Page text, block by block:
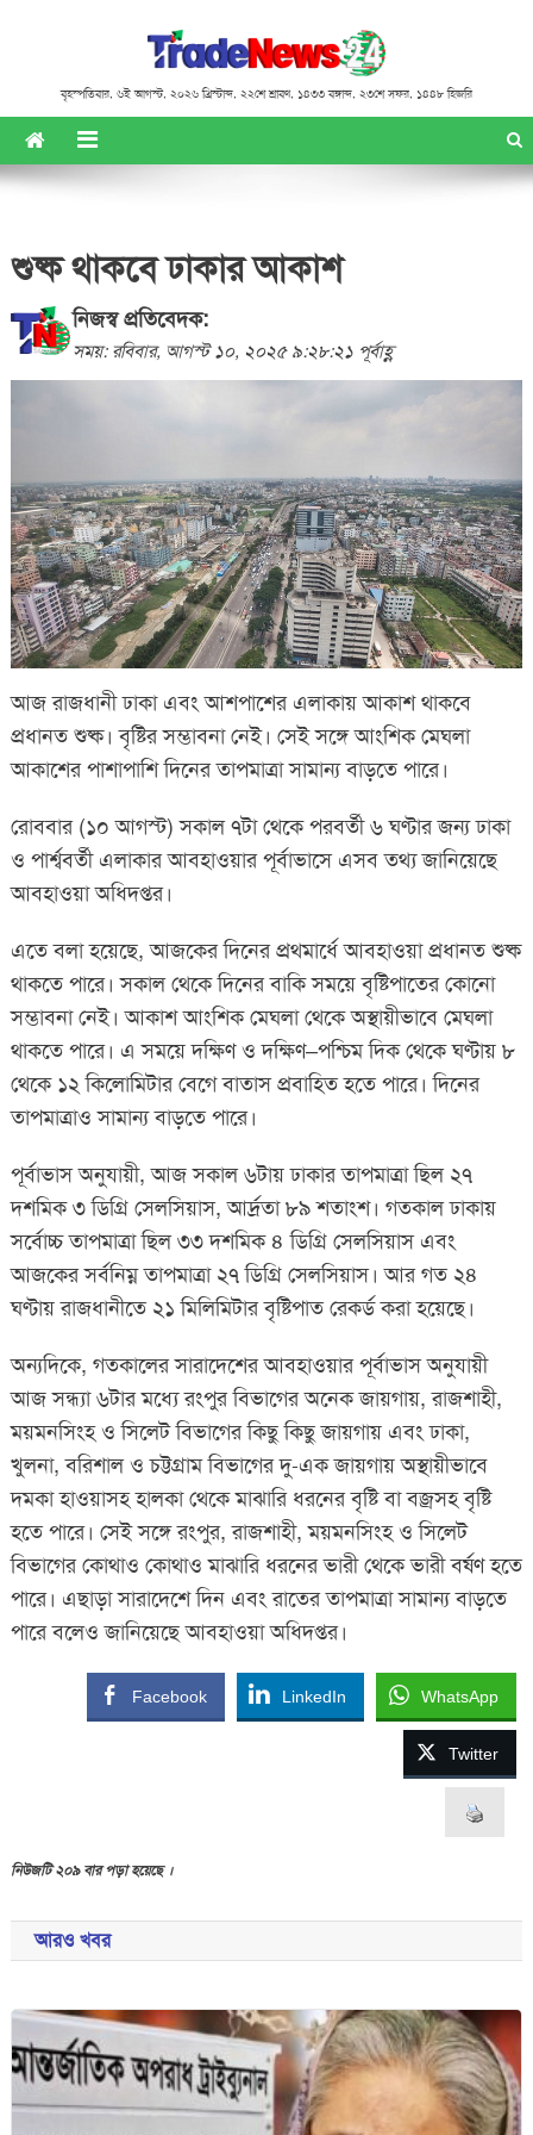
বৃহস্পতিবার, ৬ই আগস্ট, ২০২৬ খ্রিস্টাব্দ, ২২শে শ্রাবণ, ১৪৩৩ বঙ্গাব্দ, ২৩শে সফর, ১৪৪৮ হিজরি
শুষ্ক থাকবে ঢাকার আকাশ
নিজস্ব প্রতিবেদক:
সময়: রবিবার, আগস্ট ১০, ২০২৫ ৯:২৮:২১ পূর্বাহ্ণ
আজ রাজধানী ঢাকা এবং আশপাশের এলাকায় আকাশ থাকবে
প্রধানত শুষ্ক। বৃষ্টির সম্ভাবনা নেই। সেই সঙ্গে আংশিক মেঘলা
আকাশের পাশাপাশি দিনের তাপমাত্রা সামান্য বাড়তে পারে।
রোববার (১০ আগস্ট) সকাল ৭টা থেকে পরবর্তী ৬ ঘণ্টার জন্য ঢাকা
ও পার্শ্ববর্তী এলাকার আবহাওয়ার পূর্বাভাসে এসব তথ্য জানিয়েছে
আবহাওয়া অধিদপ্তর।
এতে বলা হয়েছে, আজকের দিনের প্রথমার্ধে আবহাওয়া প্রধানত শুষ্ক
থাকতে পারে। সকাল থেকে দিনের বাকি সময়ে বৃষ্টিপাতের কোনো
সম্ভাবনা নেই। আকাশ আংশিক মেঘলা থেকে অস্থায়ীভাবে মেঘলা
থাকতে পারে। এ সময়ে দক্ষিণ ও দক্ষিণ–পশ্চিম দিক থেকে ঘণ্টায় ৮
থেকে ১২ কিলোমিটার বেগে বাতাস প্রবাহিত হতে পারে। দিনের
তাপমাত্রাও সামান্য বাড়তে পারে।
পূর্বাভাস অনুযায়ী, আজ সকাল ৬টায় ঢাকার তাপমাত্রা ছিল ২৭
দশমিক ৩ ডিগ্রি সেলসিয়াস, আর্দ্রতা ৮৯ শতাংশ। গতকাল ঢাকায়
সর্বোচ্চ তাপমাত্রা ছিল ৩৩ দশমিক ৪ ডিগ্রি সেলসিয়াস এবং
আজকের সর্বনিম্ন তাপমাত্রা ২৭ ডিগ্রি সেলসিয়াস। আর গত ২৪
ঘণ্টায় রাজধানীতে ২১ মিলিমিটার বৃষ্টিপাত রেকর্ড করা হয়েছে।
অন্যদিকে, গতকালের সারাদেশের আবহাওয়ার পূর্বাভাস অনুযায়ী
আজ সন্ধ্যা ৬টার মধ্যে রংপুর বিভাগের অনেক জায়গায়, রাজশাহী,
ময়মনসিংহ ও সিলেট বিভাগের কিছু কিছু জায়গায় এবং ঢাকা,
খুলনা, বরিশাল ও চট্টগ্রাম বিভাগের দু-এক জায়গায় অস্থায়ীভাবে
দমকা হাওয়াসহ হালকা থেকে মাঝারি ধরনের বৃষ্টি বা বজ্রসহ বৃষ্টি
হতে পারে। সেই সঙ্গে রংপুর, রাজশাহী, ময়মনসিংহ ও সিলেট
বিভাগের কোথাও কোথাও মাঝারি ধরনের ভারী থেকে ভারী বর্ষণ হতে
পারে। এছাড়া সারাদেশে দিন এবং রাতের তাপমাত্রা সামান্য বাড়তে
পারে বলেও জানিয়েছে আবহাওয়া অধিদপ্তর।
Facebook LinkedIn WhatsApp
Twitter
নিউজটি ২০৯ বার পড়া হয়েছে ।
আরও খবর